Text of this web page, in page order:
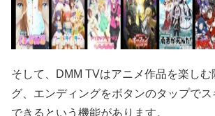
そして、DMM TVはアニメ作品を楽しむ
グ、エンディングをボタンのタップで
できるという機能があります。